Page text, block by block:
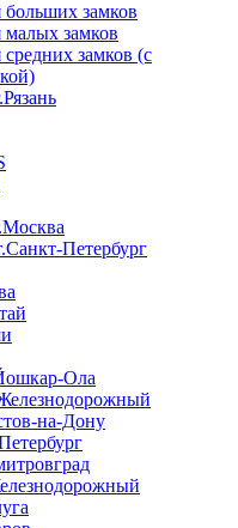
больших замков
малых замков
замков (с
Петербург
Ола
на-Дону